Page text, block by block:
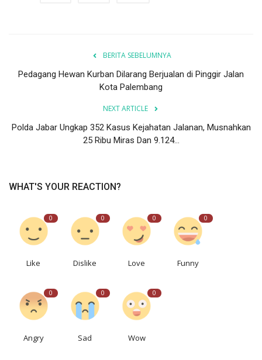
BERITA SEBELUMNYA
Pedagang Hewan Kurban Dilarang Berjualan di Pinggir Jalan
Kota Palembang
NEXT ARTICLE
Polda Jabar Ungkap 352 Kasus Kejahatan Jalanan, Musnahkan
25 Ribu Miras Dan 9.124...
WHAT'S YOUR REACTION?
0
Like
0
Dislike
0
Love
0
Funny
0
Angry
0
Sad
0
Wow